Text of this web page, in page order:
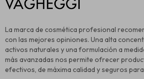
La marca de cosmética profesional
con las mejores opiniones. Una alta
activos naturales y una formulación a
más avanzadas nos permite ofrecer
efectivos, de máxima calidad y seguros